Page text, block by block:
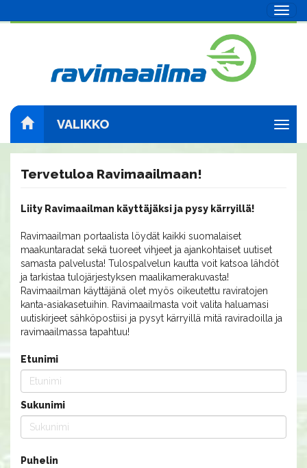
VALIKKO
Tervetuloa Ravimaailmaan!
Liity Ravimaailman käyttäjäksi ja pysy kärryillä!
Ravimaailman portaalista löydät kaikki suomalaiset
maakuntaradat sekä tuoreet vihjeet ja ajankohtaiset uutiset
samasta palvelusta! Tulospalvelun kautta voit katsoa lähdöt
ja tarkistaa tulojärjestyksen maalikamerakuvasta!
Ravimaailman käyttäjänä olet myös oikeutettu raviratojen
kanta-asiakasetuihin. Ravimaailmasta voit valita haluamasi
uutiskirjeet sähköpostiisi ja pysyt kärryillä mitä raviradoilla ja
ravimaailmassa tapahtuu!
Etunimi
Sukunimi
Puhelin